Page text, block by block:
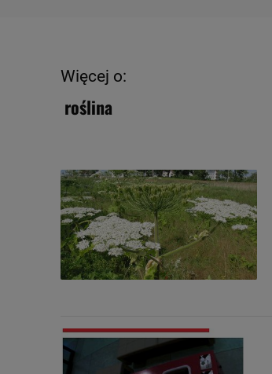
Więcej o:
roślina